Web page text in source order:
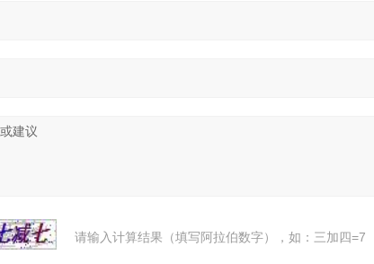
请输入计算结果（填写阿拉伯数字），如：三加四=7